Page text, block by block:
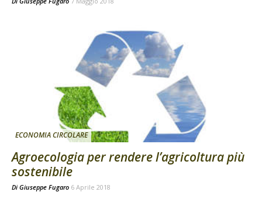
ECONOMIA CIRCOLARE
Agroecologia per rendere l’agricoltura più
sostenibile
Di Giuseppe Fugaro 6 Aprile 2018